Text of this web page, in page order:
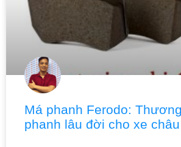
Má phanh Ferodo:
phanh lâu đời cho xe